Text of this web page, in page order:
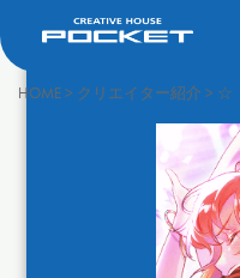
HOME> クリエイター紹介 > ☆